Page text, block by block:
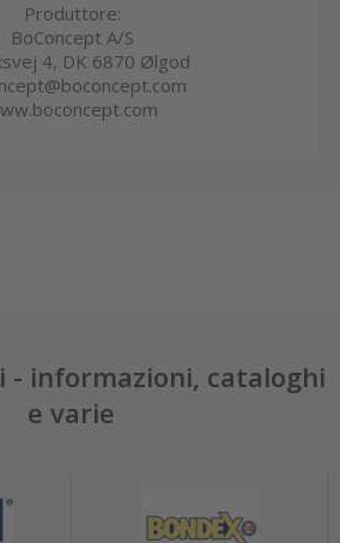
Produttore:
BoConcept A/S
4, DK 6870 Ølgod
- informazioni, cataloghi
e varie